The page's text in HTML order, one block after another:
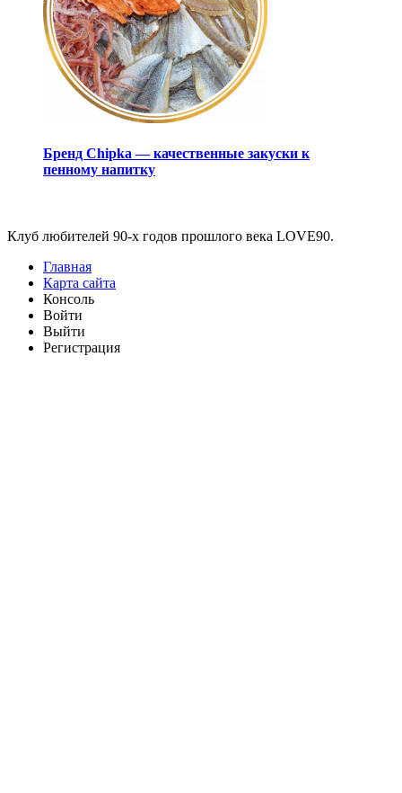
Бренд Chipka — качественные закуски к
пенному напитку
Клуб любителей 90-х годов прошлого века LOVE90.
Главная
Карта сайта
Консоль
Войти
Выйти
Регистрация